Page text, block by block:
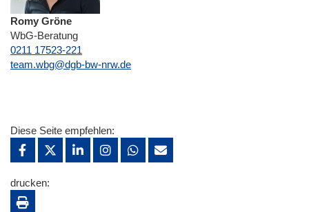
Romy Gröne
WbG-Beratung
0211 17523-221
E-Mail
team.wbg@dgb-bw-nrw.de
Diese Seite empfehlen:
drucken: